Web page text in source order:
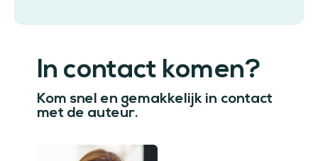
In contact komen?
Kom snel en gemakkelijk in contact
met de auteur.